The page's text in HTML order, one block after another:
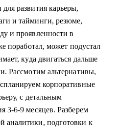
развития карьеры,
и тайминги, резюме,
и проявленности в
поработал, может подустал
куда двигаться дальше
Рассмотим альтернативы,
корпоративные
с детальным
3-6-9 месяцев. Разберем
подготовки к